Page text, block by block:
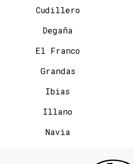
Cudillero
Degaña
El Franco
Grandas
Ibias
Illano
Navia